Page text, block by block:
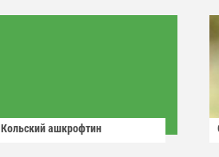
Кольский ашкрофтин